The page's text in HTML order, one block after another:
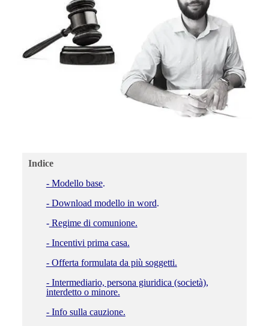
Indice
- Modello base.
- Download modello in word.
-Regime di comunione.
- Incentivi prima casa.
- Offerta formulata da più soggetti.
- Intermediario, persona giuridica (società),
interdetto o minore.
- Info sulla cauzione.